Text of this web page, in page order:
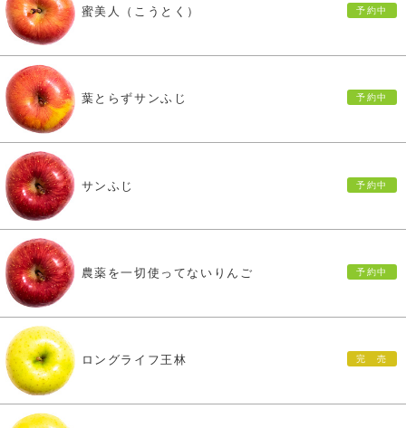
蜜美人（こうとく）
葉とらずサンふじ
サンふじ
農薬を一切使ってないりんご
ロングライフ王林